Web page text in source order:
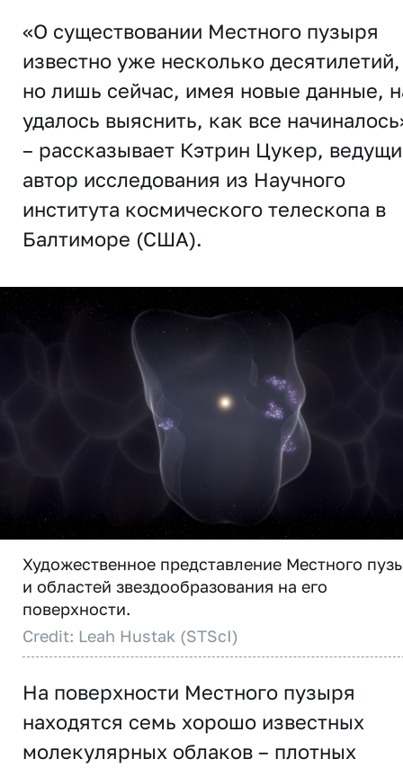
«О существовании Местного пузыря
известно уже несколько десятилетий,
но лишь сейчас, имея новые данные,
удалось выяснить, как все
– рассказывает Кэтрин Цукер,
автор исследования из Научного
института космического телескопа в
Балтиморе (США).
Художественное представление Местного
и областей звездообразования на его
поверхности.
Credit: Leah Hustak (STScI)
На поверхности Местного пузыря
находятся семь хорошо известных
молекулярных облаков – плотных